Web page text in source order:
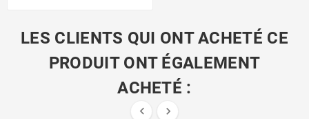
LES CLIENTS QUI ONT ACHETÉ CE
PRODUIT ONT ÉGALEMENT
ACHETÉ :
 